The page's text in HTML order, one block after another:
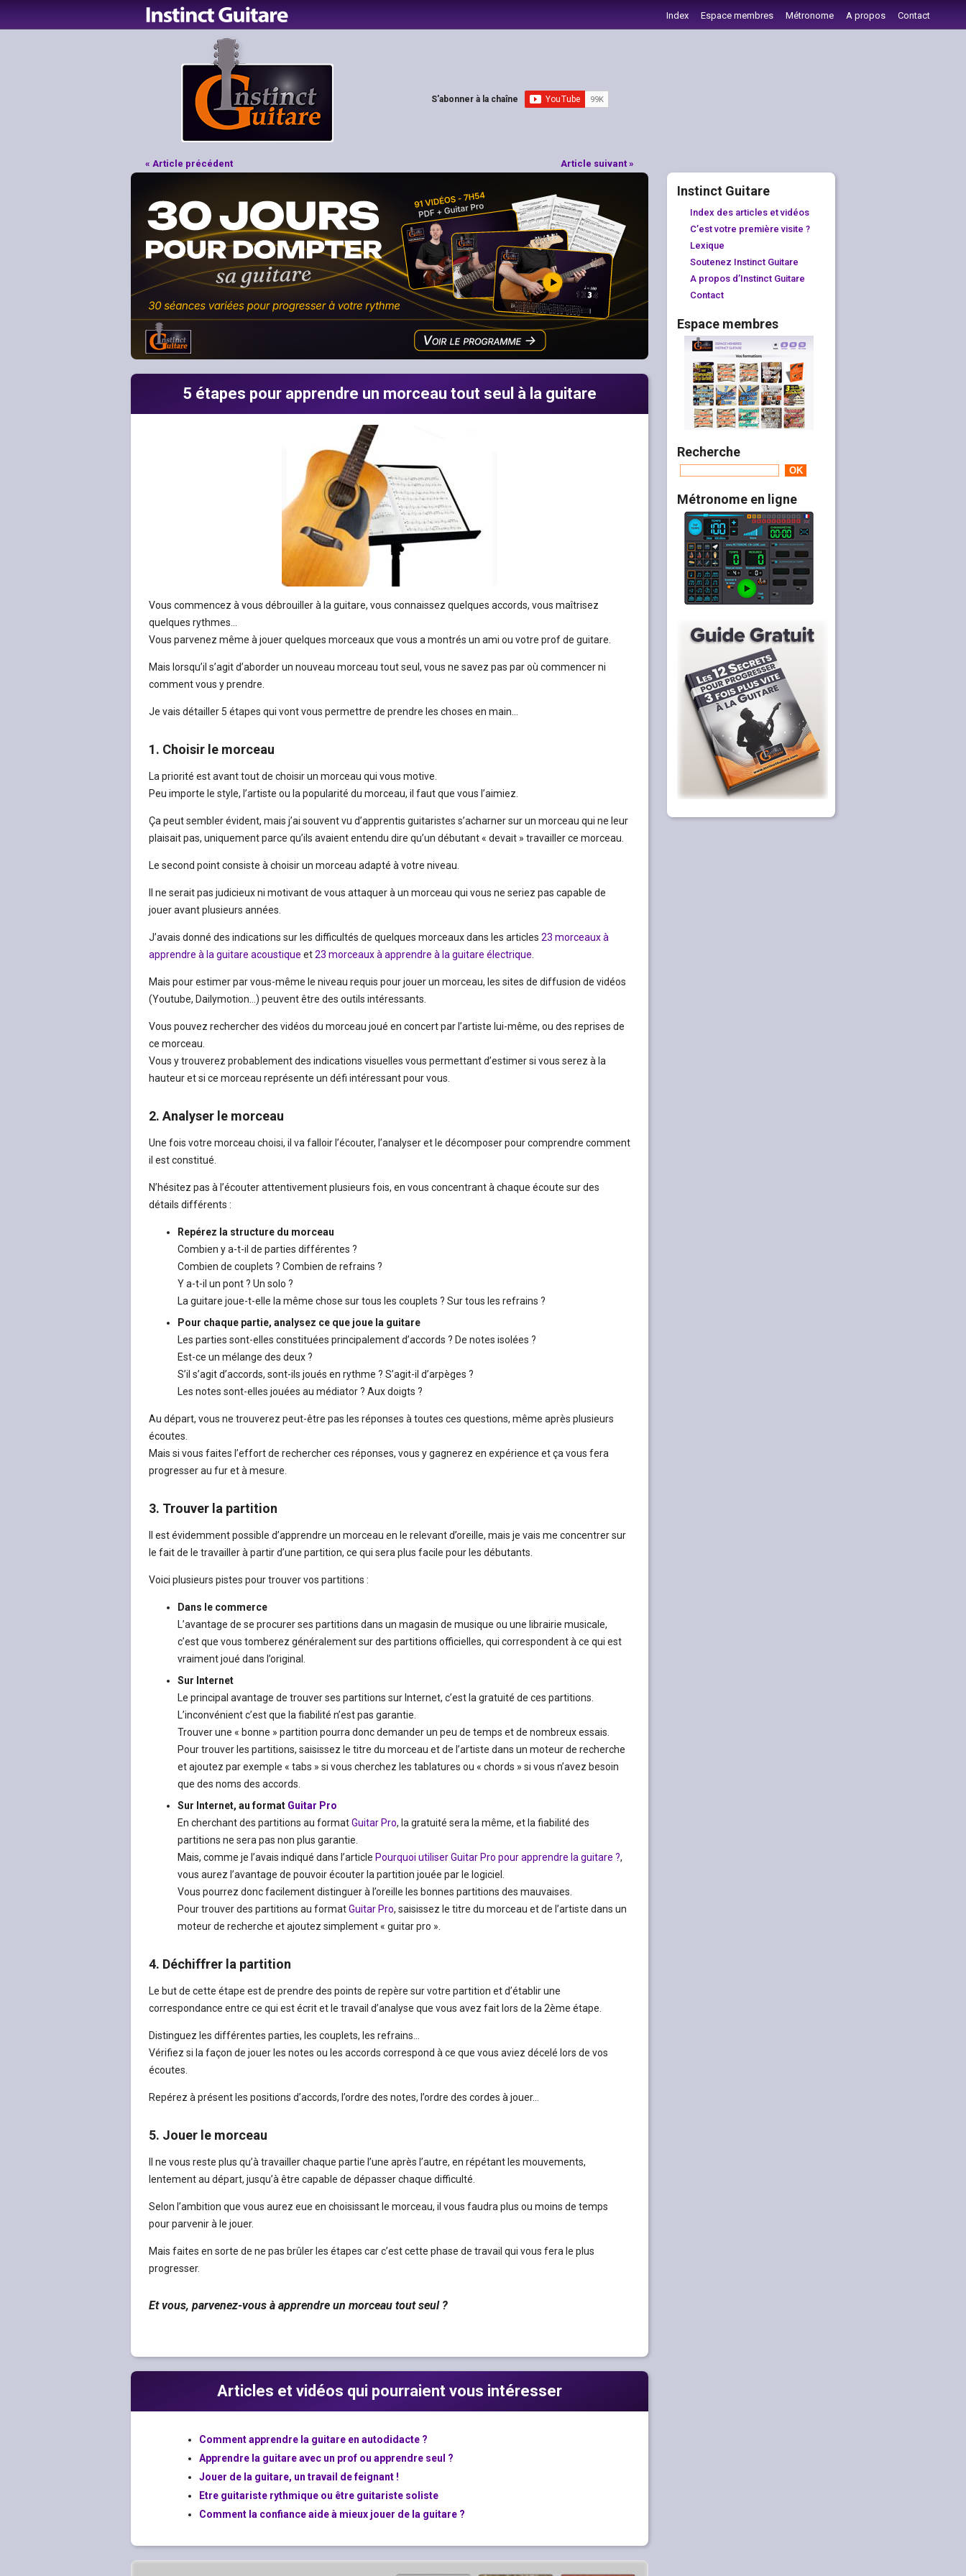
Index Espace membres Métronome A propos Contact
S'abonner à la chaîne
« Article précédent Article suivant »
5 étapes pour apprendre un morceau tout seul à la guitare
Vous commencez à vous débrouiller à la guitare, vous connaissez quelques accords, vous maîtrisez
quelques rythmes…
Vous parvenez même à jouer quelques morceaux que vous a montrés un ami ou votre prof de guitare.
Mais lorsqu’il s’agit d’aborder un nouveau morceau tout seul, vous ne savez pas par où commencer ni
comment vous y prendre.
Je vais détailler 5 étapes qui vont vous permettre de prendre les choses en main…
1. Choisir le morceau
La priorité est avant tout de choisir un morceau qui vous motive.
Peu importe le style, l’artiste ou la popularité du morceau, il faut que vous l’aimiez.
Ça peut sembler évident, mais j’ai souvent vu d’apprentis guitaristes s’acharner sur un morceau qui ne leur
plaisait pas, uniquement parce qu’ils avaient entendu dire qu’un débutant « devait » travailler ce morceau.
Le second point consiste à choisir un morceau adapté à votre niveau.
Il ne serait pas judicieux ni motivant de vous attaquer à un morceau qui vous ne seriez pas capable de
jouer avant plusieurs années.
J’avais donné des indications sur les difficultés de quelques morceaux dans les articles 23 morceaux à
apprendre à la guitare acoustique et23 morceaux à apprendre à la guitare électrique
Mais pour estimer par vous-même le niveau requis pour jouer un morceau, les sites de diffusion de vidéos
(Youtube, Dailymotion…) peuvent être des outils intéressants.
Vous pouvez rechercher des vidéos du morceau joué en concert par l’artiste lui-même, ou des reprises de
ce morceau.
Vous y trouverez probablement des indications visuelles vous permettant d’estimer si vous serez à la
hauteur et si ce morceau représente un défi intéressant pour vous.
2. Analyser le morceau
Une fois votre morceau choisi, il va falloir l’écouter, l’analyser et le décomposer pour comprendre comment
il est constitué.
N’hésitez pas à l’écouter attentivement plusieurs fois, en vous concentrant à chaque écoute sur des
détails différents :
Repérez la structure du morceau
Combien y a-t-il de parties différentes ?
Combien de couplets ? Combien de refrains ?
Y a-t-il un pont ? Un solo ?
La guitare joue-t-elle la même chose sur tous les couplets ? Sur tous les refrains ?
Pour chaque partie, analysez ce que joue la guitare
Les parties sont-elles constituées principalement d’accords ? De notes isolées ?
Est-ce un mélange des deux ?
S’il s’agit d’accords, sont-ils joués en rythme ? S’agit-il d’arpèges ?
Les notes sont-elles jouées au médiator ? Aux doigts ?
Au départ, vous ne trouverez peut-être pas les réponses à toutes ces questions, même après plusieurs
écoutes.
Mais si vous faites l’effort de rechercher ces réponses, vous y gagnerez en expérience et ça vous fera
progresser au fur et à mesure.
3. Trouver la partition
Il est évidemment possible d’apprendre un morceau en le relevant d’oreille, mais je vais me concentrer sur
le fait de le travailler à partir d’une partition, ce qui sera plus facile pour les débutants.
Voici plusieurs pistes pour trouver vos partitions :
Dans le commerce
L’avantage de se procurer ses partitions dans un magasin de musique ou une librairie musicale,
c’est que vous tomberez généralement sur des partitions officielles, qui correspondent à ce qui est
vraiment joué dans l’original.
Sur Internet
Le principal avantage de trouver ses partitions sur Internet, c’est la gratuité de ces partitions.
L’inconvénient c’est que la fiabilité n’est pas garantie.
Trouver une « bonne » partition pourra donc demander un peu de temps et de nombreux essais.
Pour trouver les partitions, saisissez le titre du morceau et de l’artiste dans un moteur de recherche
et ajoutez par exemple « tabs » si vous cherchez les tablatures ou « chords » si vous n’avez besoin
que des noms des accords.
Sur Internet, au format Guitar Pro
En cherchant des partitions au formatGuitar Pro, la gratuité sera la même, et la fiabilité des
partitions ne sera pas non plus garantie.
Mais, comme je l’avais indiqué dans l’article Pourquoi utiliser Guitar Pro pour apprendre la guitare ?,
vous aurez l’avantage de pouvoir écouter la partition jouée par le logiciel.
Vous pourrez donc facilement distinguer à l’oreille les bonnes partitions des mauvaises.
Pour trouver des partitions au formatGuitar Pro, saisissez le titre du morceau et de l’artiste dans un
moteur de recherche et ajoutez simplement « guitar pro ».
4. Déchiffrer la partition
Le but de cette étape est de prendre des points de repère sur votre partition et d’établir une
correspondance entre ce qui est écrit et le travail d’analyse que vous avez fait lors de la 2ème étape.
Distinguez les différentes parties, les couplets, les refrains…
Vérifiez si la façon de jouer les notes ou les accords correspond à ce que vous aviez décelé lors de vos
écoutes.
Repérez à présent les positions d’accords, l’ordre des notes, l’ordre des cordes à jouer…
5. Jouer le morceau
Il ne vous reste plus qu’à travailler chaque partie l’une après l’autre, en répétant les mouvements,
lentement au départ, jusqu’à être capable de dépasser chaque difficulté.
Selon l’ambition que vous aurez eue en choisissant le morceau, il vous faudra plus ou moins de temps
pour parvenir à le jouer.
Mais faites en sorte de ne pas brûler les étapes car c’est cette phase de travail qui vous fera le plus
progresser.
Et vous, parvenez-vous à apprendre un morceau tout seul ?
Articles et vidéos qui pourraient vous intéresser
Comment apprendre la guitare en autodidacte ?
Apprendre la guitare avec un prof ou apprendre seul ?
Jouer de la guitare, un travail de feignant !
Etre guitariste rythmique ou être guitariste soliste
Comment la confiance aide à mieux jouer de la guitare ?
Instinct Guitare
Index des articles et vidéos
C’est votre première visite ?
Lexique
Soutenez Instinct Guitare
A propos d’Instinct Guitare
Contact
Espace membres
Recherche
Métronome en ligne